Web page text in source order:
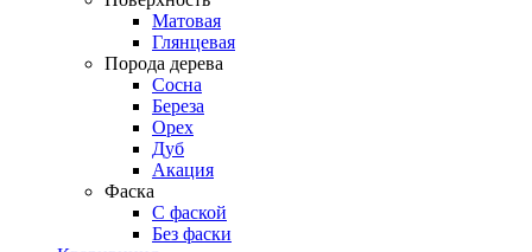
Матовая
Глянцевая
Порода дерева
Сосна
Береза
Орех
Дуб
Акация
Фаска
С фаской
Без фаски